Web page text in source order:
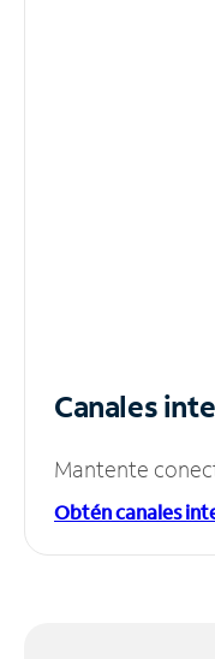
Canales
Mantente
Obtén canales